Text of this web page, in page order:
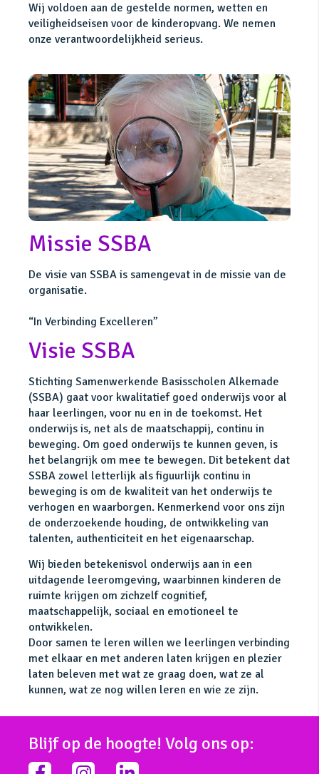
Wij voldoen aan de gestelde normen, wetten en
veiligheidseisen voor de kinderopvang. We nemen
onze verantwoordelijkheid serieus.
Missie SSBA
De visie van SSBA is samengevat in de missie van de
organisatie.
“In Verbinding Excelleren”
Visie SSBA
Stichting Samenwerkende Basisscholen Alkemade
(SSBA) gaat voor kwalitatief goed onderwijs voor al
haar leerlingen, voor nu en in de toekomst. Het
onderwijs is, net als de maatschappij, continu in
beweging. Om goed onderwijs te kunnen geven, is
het belangrijk om mee te bewegen. Dit betekent dat
SSBA zowel letterlijk als figuurlijk continu in
beweging is om de kwaliteit van het onderwijs te
verhogen en waarborgen. Kenmerkend voor ons zijn
de onderzoekende houding, de ontwikkeling van
talenten, authenticiteit en het eigenaarschap.
Wij bieden betekenisvol onderwijs aan in een
uitdagende leeromgeving, waarbinnen kinderen de
ruimte krijgen om zichzelf cognitief,
maatschappelijk, sociaal en emotioneel te
ontwikkelen.
Door samen te leren willen we leerlingen verbinding
met elkaar en met anderen laten krijgen en plezier
laten beleven met wat ze graag doen, wat ze al
kunnen, wat ze nog willen leren en wie ze zijn.
Blijf op de hoogte! Volg ons op: